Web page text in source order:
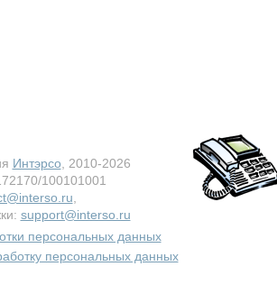
Интэрсо , 2010-2026
100101001
support@interso.ru
персональных данных
персональных данных